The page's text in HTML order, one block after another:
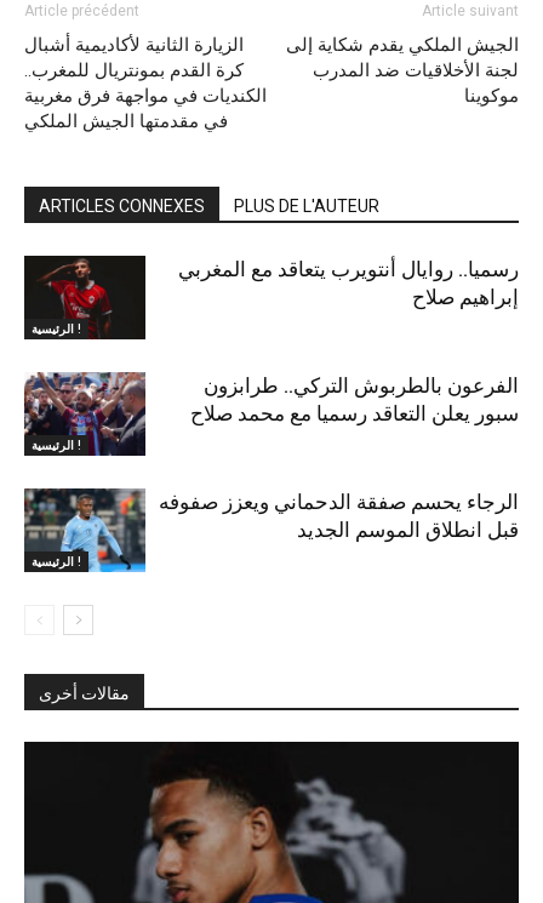
Article précédent
الزيارة الثانية لأكاديمية أشبال
كرة القدم بمونتريال للمغرب..
الكنديات في مواجهة فرق مغربية
في مقدمتها الجيش الملكي
Article suivant
الجيش الملكي يقدم شكاية إلى
لجنة الأخلاقيات ضد المدرب
موكوينا
ARTICLES CONNEXES PLUS DE L'AUTEUR
الرئيسية !
رسميا.. روايال أنتويرب يتعاقد مع المغربي
إبراهيم صلاح
الرئيسية !
الفرعون بالطربوش التركي.. طرابزون
سبور يعلن التعاقد رسميا مع محمد صلاح
الرئيسية !
الرجاء يحسم صفقة الدحماني ويعزز صفوفه
قبل انطلاق الموسم الجديد
مقالات أخرى